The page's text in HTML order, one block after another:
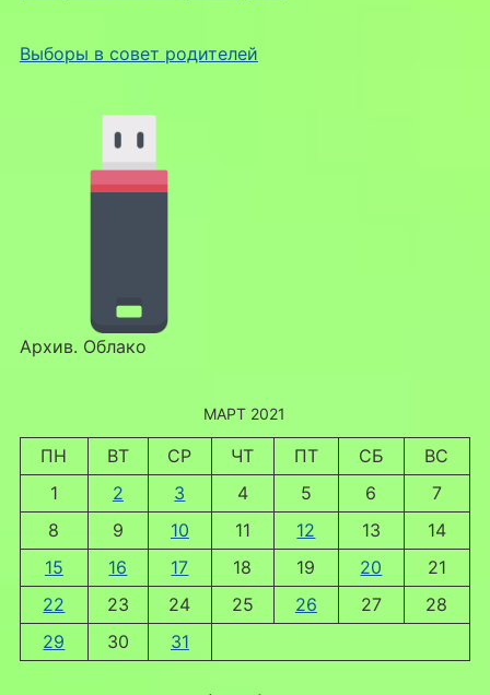
Выборы в совет родителей
Архив. Облако
МАРТ 2021
ПН ВТ СР ЧТ ПТ СБ
ВС
1
2 3 4 5 6
7
8
9 10 11 12 13
14
15
16 17 18 19 20
21
22
23 24 25 26 27
28
29
30 31